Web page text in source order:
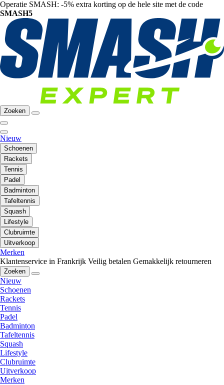
Operatie SMASH: -5% extra korting op de hele site met de code
SMASH5
Zoeken
Nieuw
Schoenen
Rackets
Tennis
Padel
Badminton
Tafeltennis
Squash
Lifestyle
Clubruimte
Uitverkoop
Merken
Klantenservice in Frankrijk Veilig betalen Gemakkelijk retourneren
Zoeken
Nieuw
Schoenen
Rackets
Tennis
Padel
Badminton
Tafeltennis
Squash
Lifestyle
Clubruimte
Uitverkoop
Merken